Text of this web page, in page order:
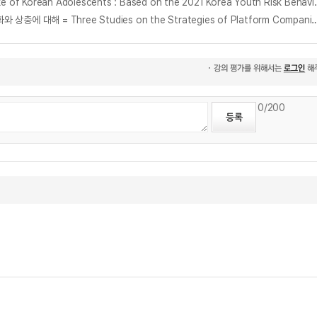
한국 중고거래 시장에서 플랫폼 기업의 전략과 소비자 행동에 관한 세 가지 연구 : 당근마켓의 소지역 특화 전략과 비대면 거래를 선호하는 소비자 사이의 조화와 상충에 대해 = Three Studies on the Strategies
0/200